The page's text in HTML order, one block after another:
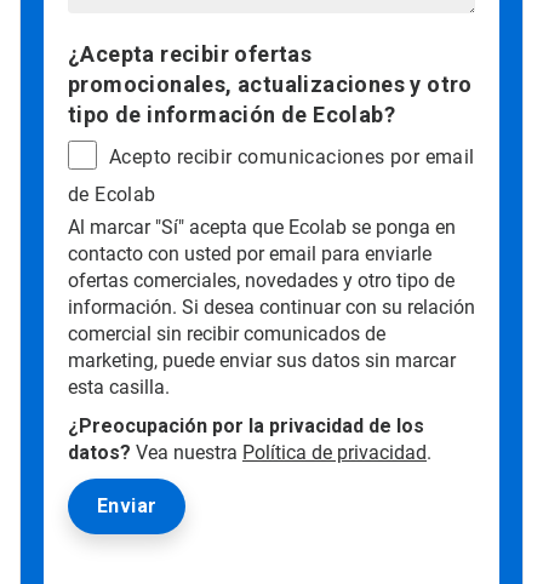
¿Acepta recibir ofertas
promocionales, actualizaciones y otro
tipo de información de Ecolab?
Acepto recibir comunicaciones por email
de Ecolab
Al marcar "Sí" acepta que Ecolab se ponga en
contacto con usted por email para enviarle
ofertas comerciales, novedades y otro tipo de
información. Si desea continuar con su relación
comercial sin recibir comunicados de
marketing, puede enviar sus datos sin marcar
esta casilla.
¿Preocupación por la privacidad de los
datos? Vea nuestra Política de privacidad.